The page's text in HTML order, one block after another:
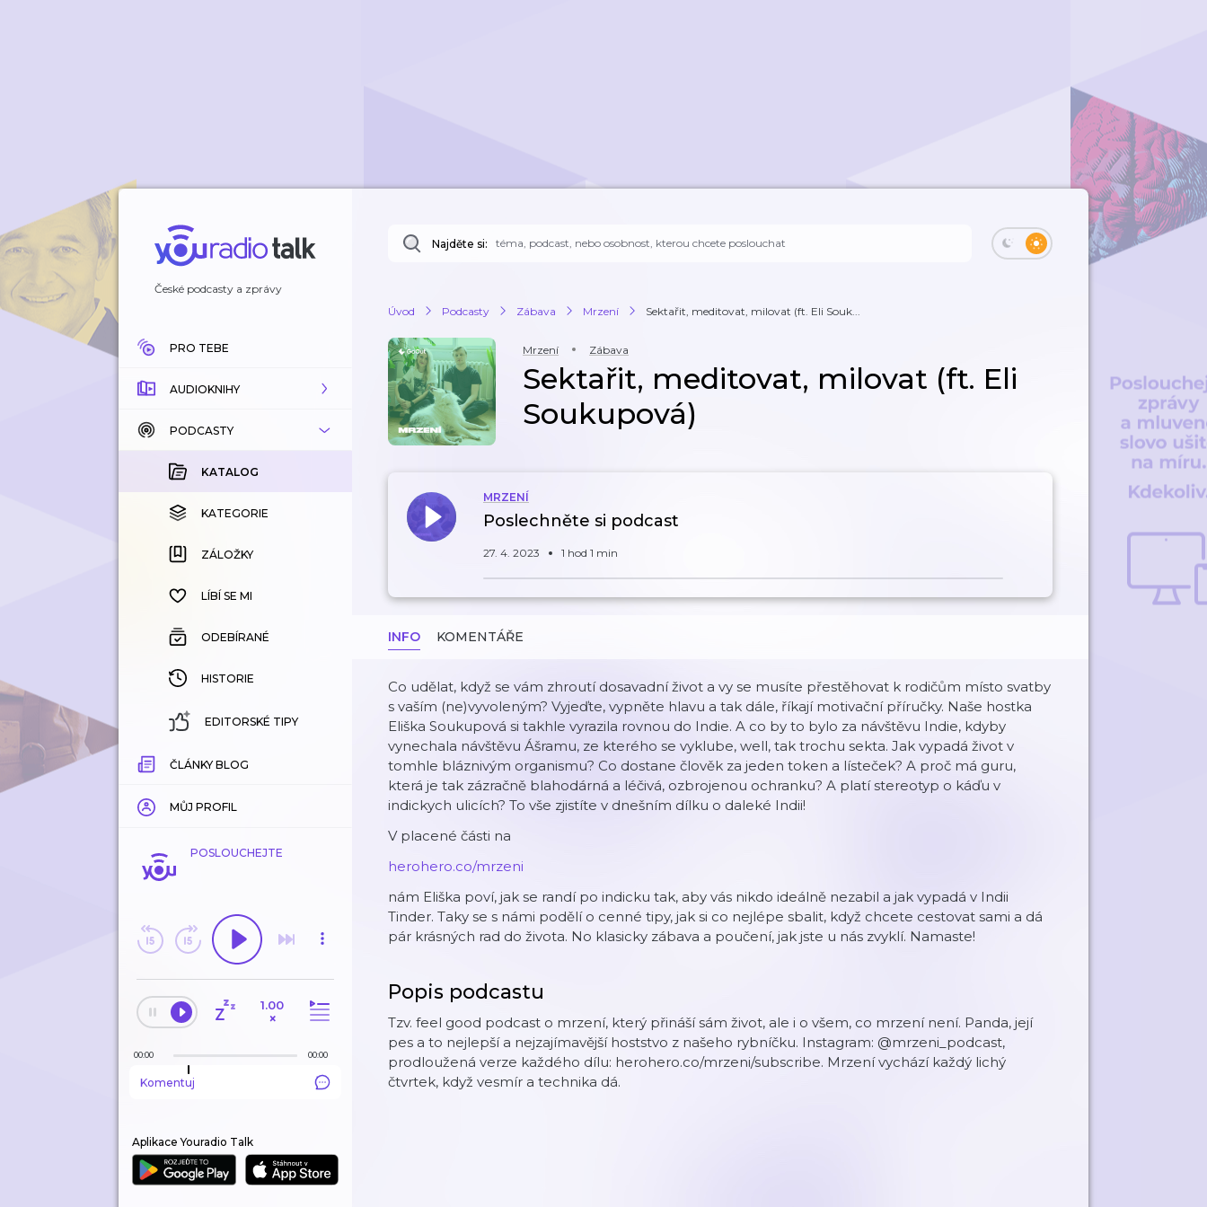
České podcasty a zprávy
PRO TEBE
AUDIOKNIHY
KATALOG
KOUPENÉ
KATEGORIE
ZÁLOŽKY
HISTORIE
PODCASTY
KATALOG
KATEGORIE
ZÁLOŽKY
LÍBÍ SE MI
ODEBÍRANÉ
HISTORIE
EDITORSKÉ TIPY
ČLÁNKY BLOG
MŮJ PROFIL
POSLOUCHEJTE
1.00
×
00:00 00:00
Komentuj
Aplikace Youradio Talk
Najděte si:
Úvod Podcasty Zábava Mrzení Sektařit, meditovat, milovat (ft. Eli Souk...
Mrzení Zábava
Sektařit, meditovat, milovat (ft. Eli
Soukupová)
MRZENÍ
Poslechněte si podcast
27. 4. 2023 1 hod 1 min
INFO KOMENTÁŘE
Co udělat, když se vám zhroutí dosavadní život a vy se musíte přestěhovat k rodičům místo svatby
s vaším (ne)vyvoleným? Vyjeďte, vypněte hlavu a tak dále, říkají motivační příručky. Naše hostka
Eliška Soukupová si takhle vyrazila rovnou do Indie. A co by to bylo za návštěvu Indie, kdyby
vynechala návštěvu Ášramu, ze kterého se vyklube, well, tak trochu sekta. Jak vypadá život v
tomhle bláznivým organismu? Co dostane člověk za jeden token a lísteček? A proč má guru,
která je tak zázračně blahodárná a léčivá, ozbrojenou ochranku? A platí stereotyp o káďu v
indickych ulicích? To vše zjistíte v dnešním dílku o daleké Indii!
V placené části na
herohero.co/mrzeni
nám Eliška poví, jak se randí po indicku tak, aby vás nikdo ideálně nezabil a jak vypadá v Indii
Tinder. Taky se s námi podělí o cenné tipy, jak si co nejlépe sbalit, když chcete cestovat sami a dá
pár krásných rad do života. No klasicky zábava a poučení, jak jste u nás zvyklí. Namaste!
Popis podcastu
Tzv. feel good podcast o mrzení, který přináší sám život, ale i o všem, co mrzení není. Panda, její
pes a to nejlepší a nejzajímavější hoststvo z našeho rybníčku. Instagram: @mrzeni_podcast,
prodloužená verze každého dílu: herohero.co/mrzeni/subscribe. Mrzení vychází každý lichý
čtvrtek, když vesmír a technika dá.